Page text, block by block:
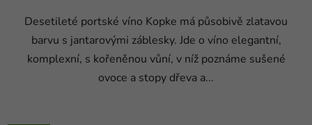
Desetileté portské víno Kopke má působivě zlatavou
barvu s jantarovými záblesky. Jde o víno elegantní,
komplexní, s kořeněnou vůní, v níž poznáme sušené
ovoce a stopy dřeva a...